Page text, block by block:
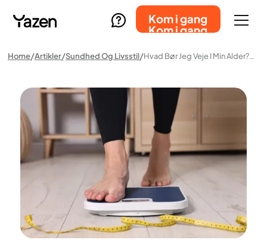
Kom i gang
Kom i gang
Home Artikler Sundhed Og Livsstil Hvad Bør Jeg Veje I Min Alder? Hvad Videnskaben Siger